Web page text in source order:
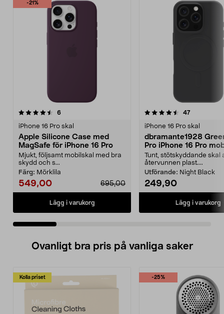
-21%
6recensioner
iPhone 16 Pro skal
Apple Silicone Case med
MagSafe för iPhone 16 Pro
Mjukt, följsamt mobilskal med bra
skydd och s...
Färg: Mörklila
549,00 695,00
Lägg i varukorg
4.5 av 5 stjärnor 47recensioner
iPhone 16 Pro skal
dbramante1928
Pro iPhone 16 Pro
Tunt, stötskyddande skal
återvunnen plast....
Utförande: Night Black
249,90
Lägg i varukorg
3.5 av 5 stjärnor
Ovanligt bra pris på vanliga saker
Kolla priset -25%